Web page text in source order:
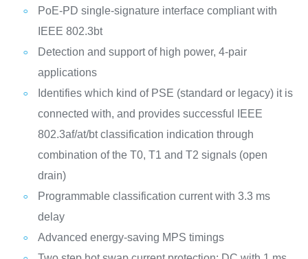
PoE-PD single-signature interface compliant with
IEEE 802.3bt
Detection and support of high power, 4-pair
applications
Identifies which kind of PSE (standard or legacy) it is
connected with, and provides successful IEEE
802.3af/at/bt classification indication through
combination of the T0, T1 and T2 signals (open
drain)
Programmable classification current with 3.3 ms
delay
Advanced energy-saving MPS timings